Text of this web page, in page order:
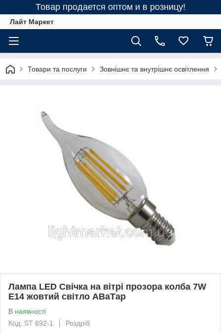
Товар продается оптом и в розницу!
Лайт Маркет
Товари та послуги Зовнішнє та внутрішнє освітлення
Лампа LED Свічка на вітрі прозора колба 7W
E14 жовтий світло АВаТар
В наявності
Код: ST 692-1
Роздріб